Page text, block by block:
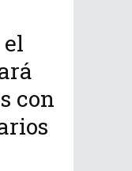
con